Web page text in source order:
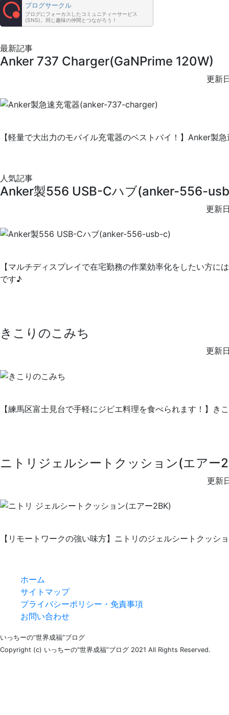
ブログサークル
ブログにフォーカスしたコミュニティーサービス
(SNS)。同じ趣味の仲間とつながろう！
最新記事
Anker 737 Charger(GaNPrime 120W)
更新
【軽量で大出力のモバイル充電器のベストバイ！】Anker
人気記事
Anker製556 USB-Cハブ(anker-556-
更新
【マルチディスプレイで在宅勤務の作業効率化をしたい方
です♪
きこりのこみち
更新
【練馬区富士見台で手軽にジビエ料理を食べられます！】
ニトリジェルシートクッション(エアー
更新
【リモートワークの強い味方】ニトリのジェルシートクッシ
ホーム
サイトマップ
プライバシーポリシー・免責事項
お問い合わせ
いっちーの”世界成福”ブログ
Copyright (c) いっちーの"世界成福”ブログ 2021 All Rights Reserved.